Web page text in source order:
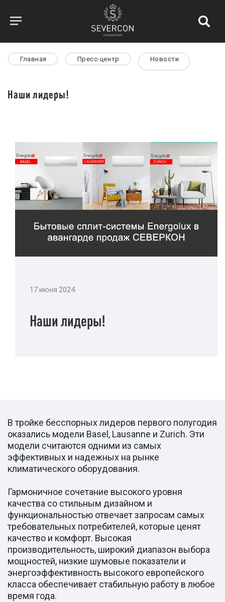
Главная Пресс-центр Новости
Наши лидеры!
17 июня 2024
Наши лидеры!
В тройке бесспорных лидеров первого полугодия
оказались модели Basel, Lausanne и Zurich. Эти
модели считаются одними из самых
эффективных и надежных на рынке
климатического оборудования.
Гармоничное сочетание высокого уровня
качества со стильным дизайном и
функциональностью отвечает запросам самых
требовательных потребителей, которые ценят
качество и комфорт. Высокая
производительность, широкий диапазон выбора
мощностей, низкие шумовые показатели и
энергоэффективность высокого европейского
класса обеспечивает стабильную работу в любое
время года.